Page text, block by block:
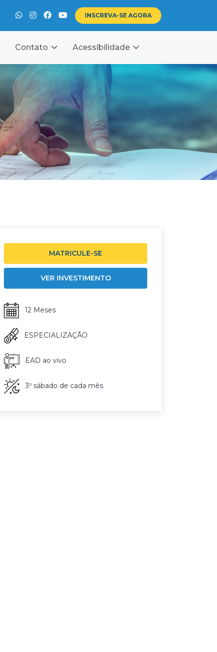
INSCREVA-SE AGORA
Contato Acessibilidade
MATRICULE-SE
VER INVESTIMENTO
12 Meses
ESPECIALIZAÇÃO
EAD ao vivo
3º sábado de cada mês